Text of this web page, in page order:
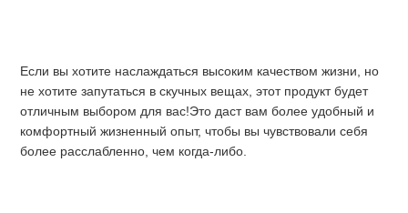
Если вы хотите наслаждаться высоким качеством жизни, но
не хотите запутаться в скучных вещах, этот продукт будет
отличным выбором для вас!Это даст вам более удобный и
комфортный жизненный опыт, чтобы вы чувствовали себя
более расслабленно, чем когда-либо.